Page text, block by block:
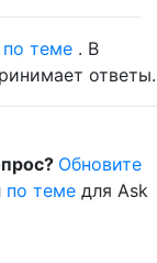
по теме . В
ответы.
Обновите
по теме для Ask